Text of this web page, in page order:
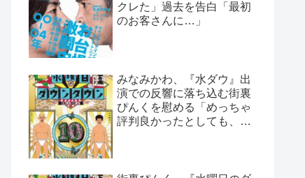
クレた」過去を告白「最初
のお客さんに…」
みなみかわ、『水ダウ』出
演での反響に落ち込む街裏
ぴんくを慰める「めっちゃ
評判良かったとしても、や